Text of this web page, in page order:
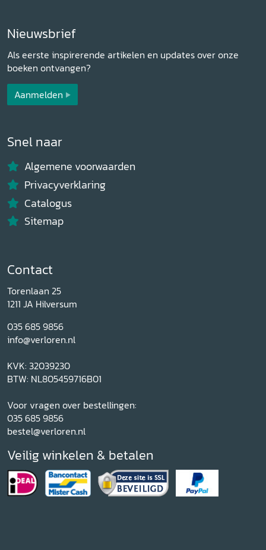
Nieuwsbrief
Als eerste inspirerende artikelen en updates over onze
boeken ontvangen?
Aanmelden
Snel naar
Algemene voorwaarden
Privacyverklaring
Catalogus
Sitemap
Contact
Torenlaan 25
1211 JA Hilversum
035 685 9856
info@verloren.nl
KVK: 32039230
BTW: NL805459716B01
Voor vragen over bestellingen:
035 685 9856
bestel@verloren.nl
Veilig winkelen & betalen